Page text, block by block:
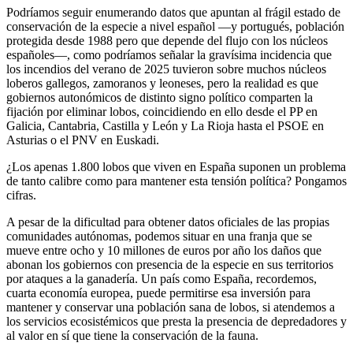
Podríamos seguir enumerando datos que apuntan al frágil estado de
conservación de la especie a nivel español ―y portugués, población
protegida desde 1988 pero que depende del flujo con los núcleos
españoles―, como podríamos señalar la gravísima incidencia que
los incendios del verano de 2025 tuvieron sobre muchos núcleos
loberos gallegos, zamoranos y leoneses, pero la realidad es que
gobiernos autonómicos de distinto signo político comparten la
fijación por eliminar lobos, coincidiendo en ello desde el PP en
Galicia, Cantabria, Castilla y León y La Rioja hasta el PSOE en
Asturias o el PNV en Euskadi.
¿Los apenas 1.800 lobos que viven en España suponen un problema
de tanto calibre como para mantener esta tensión política? Pongamos
cifras.
A pesar de la dificultad para obtener datos oficiales de las propias
comunidades autónomas, podemos situar en una franja que se
mueve entre ocho y 10 millones de euros por año los daños que
abonan los gobiernos con presencia de la especie en sus territorios
por ataques a la ganadería. Un país como España, recordemos,
cuarta economía europea, puede permitirse esa inversión para
mantener y conservar una población sana de lobos, si atendemos a
los servicios ecosistémicos que presta la presencia de depredadores y
al valor en sí que tiene la conservación de la fauna.